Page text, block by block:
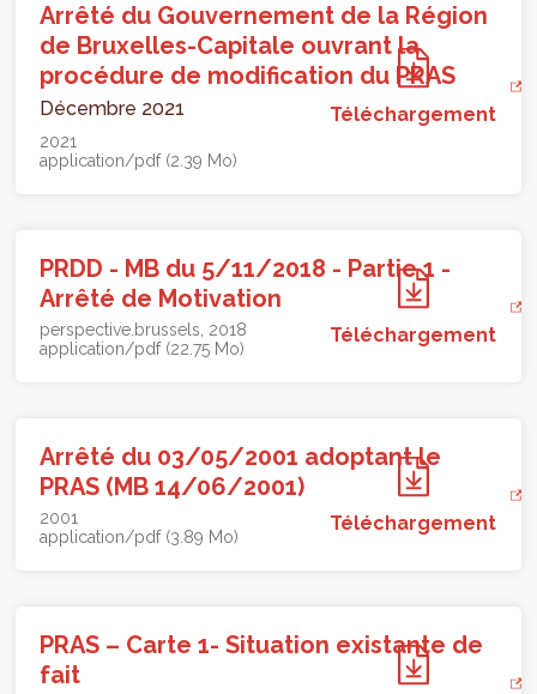
Arrêté du Gouvernement de la Région
de Bruxelles-Capitale ouvrant la
procédure de modification du PRAS
Décembre 2021
2021
application/pdf (2.39 Mo)
Téléchargement
PRDD - MB du 5/11/2018 - Partie 1 -
Arrêté de Motivation
perspective.brussels 2018
application/pdf (22.75 Mo)
Téléchargement
Arrêté du 03/05/2001 adoptant le
PRAS (MB 14/06/2001)
2001
application/pdf (3.89 Mo)
Téléchargement
PRAS – Carte 1- Situation existante de
fait